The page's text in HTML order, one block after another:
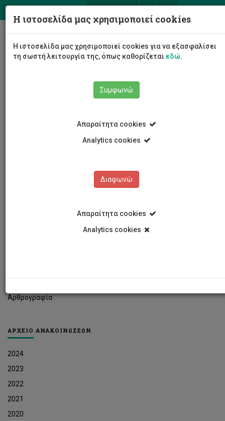
Αρθρογραφία
ΑΡΧΕΙΟ ΑΝΑΚΟΙΝΩΣΕΩΝ
2024
2023
2022
2021
2020
Η ιστοσελίδα μας χρησιμοποιεί cookies
Η ιστοσελίδα μας χρησιμοποιεί cookies για να εξασφαλίσει
τη σωστή λειτουργία της, όπως καθορίζεται εδώ.
Συμφωνώ
Απαραίτητα cookies
Analytics cookies
Διαφωνώ
Απαραίτητα cookies
Analytics cookies